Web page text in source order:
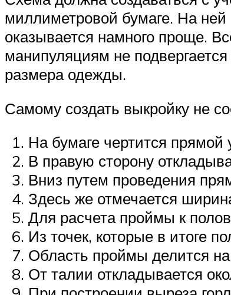
миллиметровой бумаге. На ней
оказывается намного проще.
манипуляциям не
размера одежды.
Самому создать выкройку не
На бумаге чертится прямой
В правую сторону
Вниз путем проведения
Здесь же отмечается
Для расчета проймы к
Из точек, которые в итоге
Область проймы делится
От талии откладывается